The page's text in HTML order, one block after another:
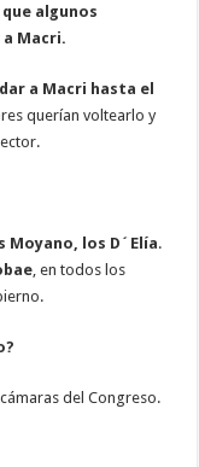
que algunos
Macri.
a Macri hasta el
querían voltearlo y
Moyano, los D´Elía.
, en todos los
del Congreso.